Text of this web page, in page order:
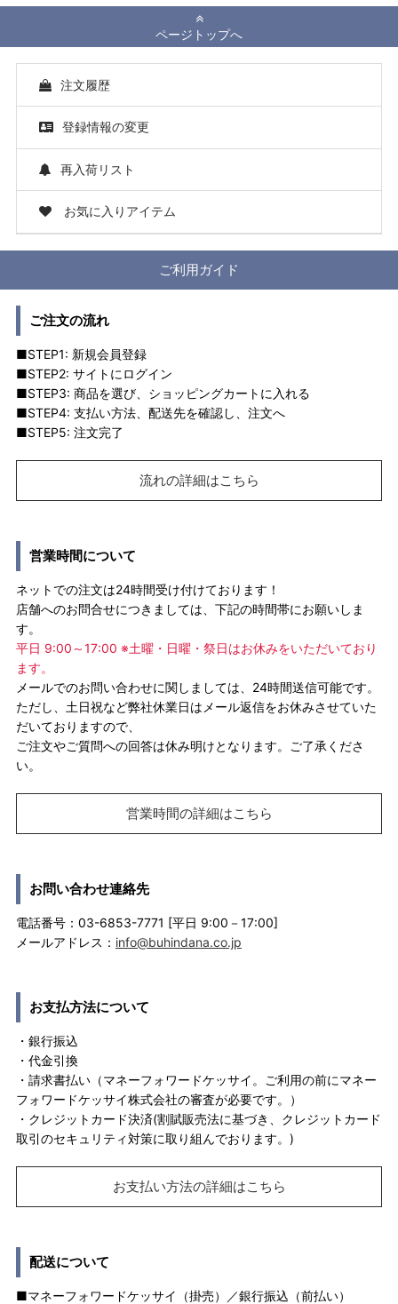
ページトップへ
注文履歴
登録情報の変更
再入荷リスト
お気に入りアイテム
ご利用ガイド
ご注文の流れ
■STEP1: 新規会員登録
■STEP2: サイトにログイン
■STEP3: 商品を選び、ショッピングカートに入れる
■STEP4: 支払い方法、配送先を確認し、注文へ
■STEP5: 注文完了
流れの詳細はこちら
営業時間について
ネットでの注文は24時間受け付けております！
店舗へのお問合せにつきましては、下記の時間帯にお願いしま
す。
平日 9:00～17:00 ※土曜・日曜・祭日はお休みをいただいており
ます。
メールでのお問い合わせに関しましては、24時間送信可能です。
ただし、土日祝など弊社休業日はメール返信をお休みさせていた
だいておりますので、
ご注文やご質問への回答は休み明けとなります。ご了承くださ
い。
営業時間の詳細はこちら
お問い合わせ連絡先
電話番号：03-6853-7771 [平日 9:00－17:00]
メールアドレス： info@buhindana.co.jp
お支払方法について
・銀行振込
・代金引換
・請求書払い（マネーフォワードケッサイ。ご利用の前にマネー
フォワードケッサイ株式会社の審査が必要です。）
・クレジットカード決済(割賦販売法に基づき、クレジットカード
取引のセキュリティ対策に取り組んでおります。)
お支払い方法の詳細はこちら
配送について
■マネーフォワードケッサイ（掛売）／銀行振込（前払い）